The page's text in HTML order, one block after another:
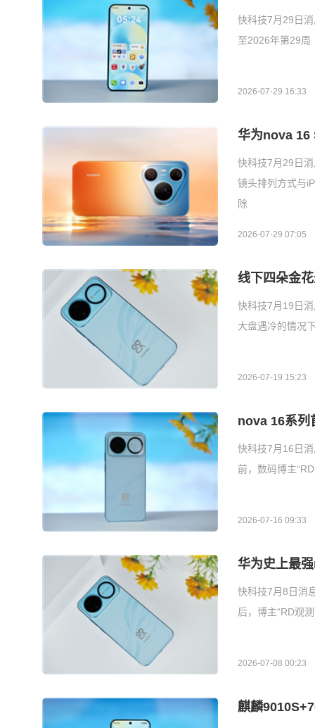
快科技7月29日
至2026年第29周
2026-07-29 16:33
华为nova 16
快科技7月29日
镜头排列方式与
除
2026-07-29 07:05
线下四朵金
快科技7月19日
大盘遇冷的情况
2026-07-19 15:23
nova 16系列
快科技7月16日
前，数码博主
2026-07-16 09:33
华为史上最
快科技7月8日消
后，博主“RD观
2026-07-08 00:23
麒麟